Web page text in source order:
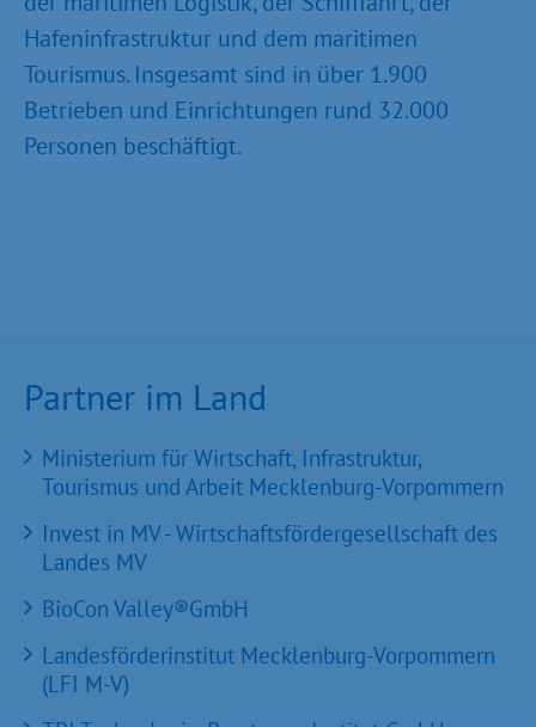
Hafeninfrastruktur und dem maritimen
Tourismus. Insgesamt sind in über 1.900
Betrieben und Einrichtungen rund 32.000
Personen beschäftigt.
Partner im Land
Ministerium für Wirtschaft, Infrastruktur,
Tourismus und Arbeit Mecklenburg-Vorpommern
Invest in MV - Wirtschaftsfördergesellschaft des
Landes MV
BioCon Valley®GmbH
Landesförderinstitut Mecklenburg-Vorpommern
(LFI M-V)